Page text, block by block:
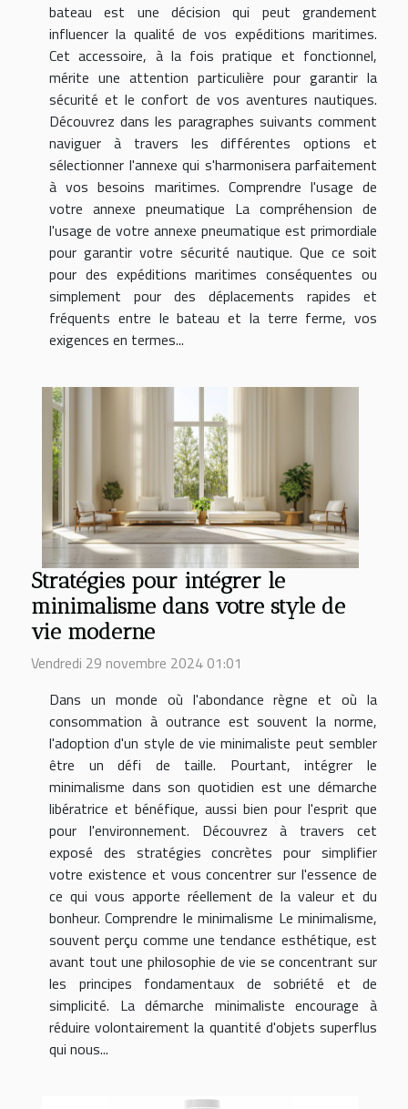
bateau est une décision qui peut grandement
influencer la qualité de vos expéditions maritimes.
Cet accessoire, à la fois pratique et fonctionnel,
mérite une attention particulière pour garantir la
sécurité et le confort de vos aventures nautiques.
Découvrez dans les paragraphes suivants comment
naviguer à travers les différentes options et
sélectionner l'annexe qui s'harmonisera parfaitement
à vos besoins maritimes. Comprendre l'usage de
votre annexe pneumatique La compréhension de
l'usage de votre annexe pneumatique est primordiale
pour garantir votre sécurité nautique. Que ce soit
pour des expéditions maritimes conséquentes ou
simplement pour des déplacements rapides et
fréquents entre le bateau et la terre ferme, vos
exigences en termes...
Stratégies pour intégrer le
minimalisme dans votre style de
vie moderne
Vendredi 29 novembre 2024 01:01
Dans un monde où l'abondance règne et où la
consommation à outrance est souvent la norme,
l'adoption d'un style de vie minimaliste peut sembler
être un défi de taille. Pourtant, intégrer le
minimalisme dans son quotidien est une démarche
libératrice et bénéfique, aussi bien pour l'esprit que
pour l'environnement. Découvrez à travers cet
exposé des stratégies concrètes pour simplifier
votre existence et vous concentrer sur l'essence de
ce qui vous apporte réellement de la valeur et du
bonheur. Comprendre le minimalisme Le minimalisme,
souvent perçu comme une tendance esthétique, est
avant tout une philosophie de vie se concentrant sur
les principes fondamentaux de sobriété et de
simplicité. La démarche minimaliste encourage à
réduire volontairement la quantité d'objets superflus
qui nous...